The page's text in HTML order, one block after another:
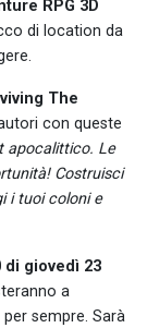
RPG 3D
di location da
The
con queste
apocalittico. Le
Costruisci
i tuoi coloni e
di giovedì 23
a
sempre. Sarà